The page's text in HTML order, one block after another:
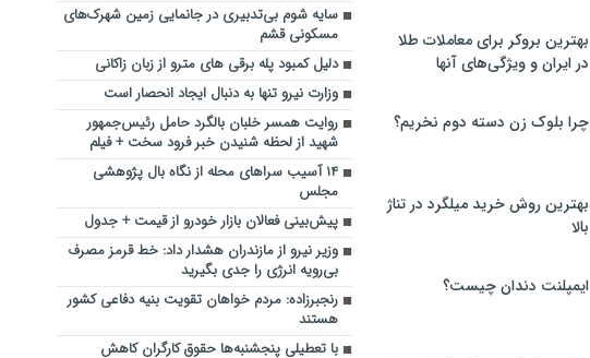
بهترین بروکر برای معاملات طلا
در ایران و ویژگی‌های آنها
چرا بلوک زن دسته دوم نخریم؟
بهترین روش خرید میلگرد در تناژ
بالا
ایمپلنت دندان چیست؟
سایه شوم بی‌تدبیری در جانمایی زمین شهرک‌های
مسکونی قشم
دلیل کمبود پله برقی های مترو از زبان زاکانی
وزارت نیرو تنها به دنبال ایجاد انحصار است
روایت همسر خلبان بالگرد حامل رئیس‌جمهور
شهید از لحظه‌ شنیدن خبر فرود سخت + فیلم
۱۴ آسیب سراهای محله از نگاه بال پژوهشی
مجلس
پیش‌بینی فعالان بازار خودرو از قیمت + جدول
وزیر نیرو از مازندران هشدار داد: خط قرمز مصرف
بی‌رویه انرژی را جدی بگیرید
رنجبرزاده: مردم خواهان تقویت بنیه دفاعی کشور
هستند
با تعطیلی پنجشنبه‌ها حقوق کارگران کاهش